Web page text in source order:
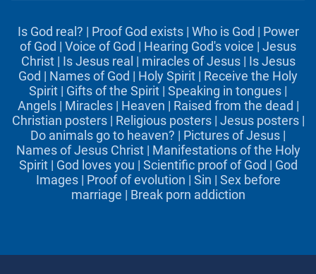
Is God real? | Proof God exists| Who is God | Power
of God | Voice of God | Hearing God's voice | Jesus
Christ| Is Jesus real | miracles of Jesus| Is Jesus
God | Names of God | Holy Spirit | Receive the Holy
Spirit | Gifts of the Spirit | Speaking in tongues |
Angels| Miracles| Heaven | Raised from the dead |
Christian posters| Religious posters| Jesus posters|
Do animals go to heaven? | Pictures of Jesus |
Names of Jesus Christ| Manifestations of the Holy
Spirit| God loves you | Scientific proof of God | God
Images| Proof of evolution | Sin | Sex before
marriage | Break porn addiction